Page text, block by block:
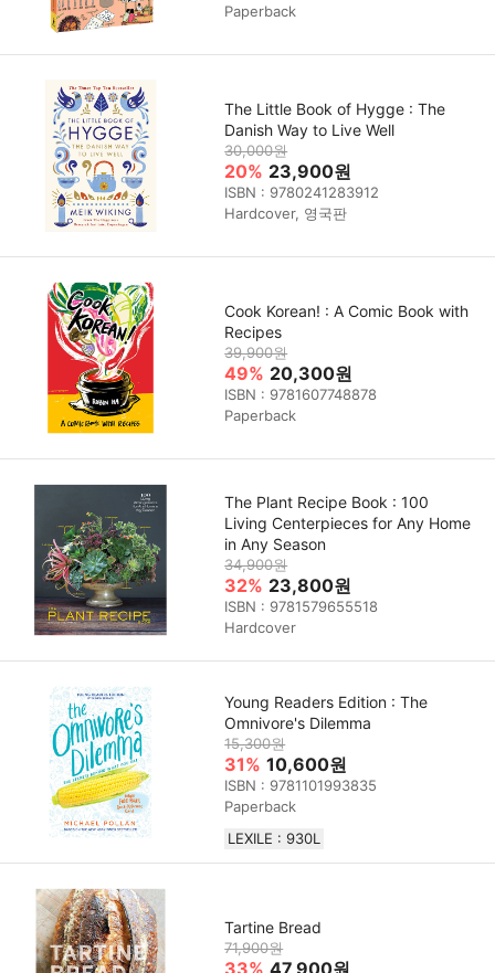
Paperback
The Little Book of Hygge : The
Danish Way to Live Well
30,000원
20% 23,900원
ISBN : 9780241283912
Hardcover, 영국판
Cook Korean! : A Comic Book with
Recipes
39,900원
49% 20,300원
ISBN : 9781607748878
Paperback
The Plant Recipe Book : 100
Living Centerpieces for Any Home
in Any Season
34,900원
32% 23,800원
ISBN : 9781579655518
Hardcover
Young Readers Edition : The
Omnivore's Dilemma
15,300원
31% 10,600원
ISBN : 9781101993835
Paperback
LEXILE : 930L
Tartine Bread
71,900원